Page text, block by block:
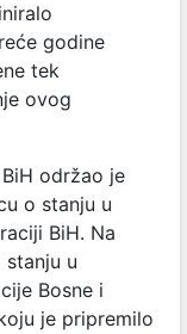
godine
tek
ovog
održao je
o stanju u
BiH. Na
u
Bosne i
je pripremilo